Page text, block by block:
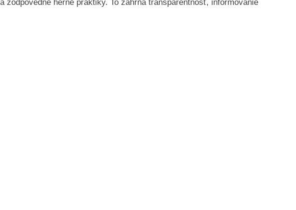
herné praktiky. To zahŕňa transparentnosť, informovanie